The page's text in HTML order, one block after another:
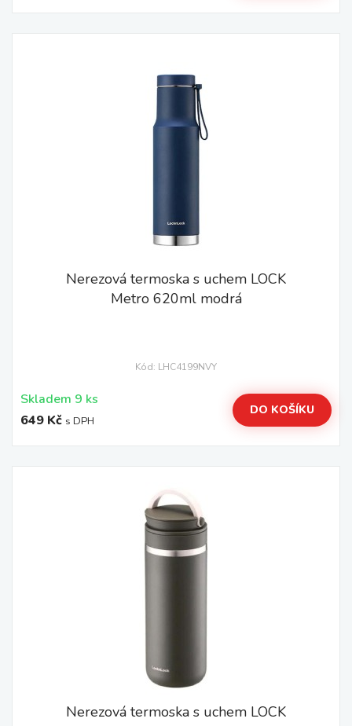
Nerezová termoska s uchem LOCK
Metro 620ml modrá
Kód: LHC4199NVY
Skladem 9 ks
649 Kč s DPH
DO KOŠÍKU
Nerezová termoska s uchem LOCK